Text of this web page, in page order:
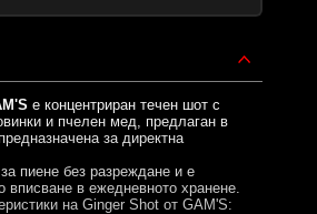
е концентриран течен шот с
и пчелен мед, предлаган в
за директна
пиене без разреждане и е
в ежедневното хранене.
на Ginger Shot от GAM'S: